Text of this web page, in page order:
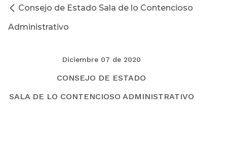
Consejo de Estado Sala de lo Contencioso
Administrativo
Diciembre 07 de 2020
CONSEJO DE ESTADO
SALA DE LO CONTENCIOSO ADMINISTRATIVO